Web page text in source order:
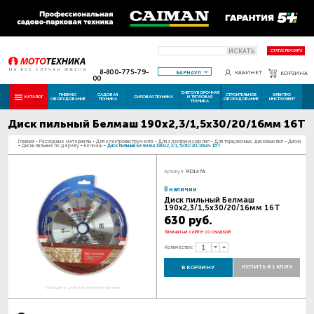
ИСКАТЬ СТАТУС РЕМОНТА
8-800-775-79-
00
БАРНАУЛ КАБИНЕТ КОРЗИНА
КАТАЛОГ ПНЕВМО
ОБОРУДОВАНИЕ
САДОВАЯ
ТЕХНИКА СИЛОВАЯ ТЕХНИКА
СНЕГОУБОРОЧНАЯ
И ТЕПЛОВАЯ
ТЕХНИКА
СТРОИТЕЛЬНОЕ
ОБОРУДОВАНИЕ
ЭЛЕКТРО
ИНСТРУМЕНТ
Диск пильный Белмаш 190х2,3/1,5х30/20/16мм 16Т
Главная - Расходные материалы - Для электроинструмента - Для электрических пил - Для торцовочных, дисковых пил - Диски
- Диски пильные по дереву - Белмаш - Диск пильный Белмаш 190х2,3/1,5х30/20/16мм 16Т
Наведите для увеличения картинки
Артикул: RD147A
В наличии
Диск пильный Белмаш
190х2,3/1,5х30/20/16мм 16Т
630 руб.
Закажи на сайте со скидкой
Количество:
В КОРЗИНУ КУПИТЬ В 1 КЛИК